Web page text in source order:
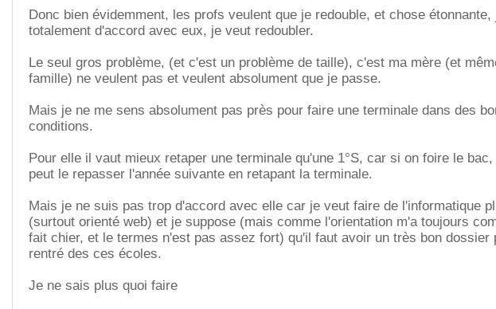
Donc bien évidemment, les profs veulent que je redouble, et chose étonnante,
totalement d'accord avec eux, je veut redoubler.
Le seul gros problème, (et c'est un problème de taille), c'est ma mère (et
famille) ne veulent pas et veulent absolument que je passe.
Mais je ne me sens absolument pas près pour faire une terminale dans des
conditions.
Pour elle il vaut mieux retaper une terminale qu'une 1°S, car si on foire le
peut le repasser l'année suivante en retapant la terminale.
Mais je ne suis pas trop d'accord avec elle car je veut faire de l'informatique
(surtout orienté web) et je suppose (mais comme l'orientation m'a toujours
fait chier, et le termes n'est pas assez fort) qu'il faut avoir un très bon dossier
rentré des ces écoles.
Je ne sais plus quoi faire